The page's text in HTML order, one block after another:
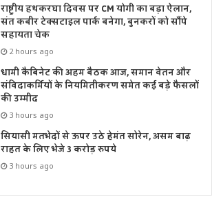
राष्ट्रीय हथकरघा दिवस पर CM योगी का बड़ा ऐलान,
संत कबीर टेक्सटाइल पार्क बनेगा, बुनकरों को सौंपे
सहायता चेक
2 hours ago
धामी कैबिनेट की अहम बैठक आज, समान वेतन और
संविदाकर्मियों के नियमितीकरण समेत कई बड़े फैसलों
की उम्मीद
3 hours ago
सियासी मतभेदों से ऊपर उठे हेमंत सोरेन, असम बाढ़
राहत के लिए भेजे 3 करोड़ रुपये
3 hours ago